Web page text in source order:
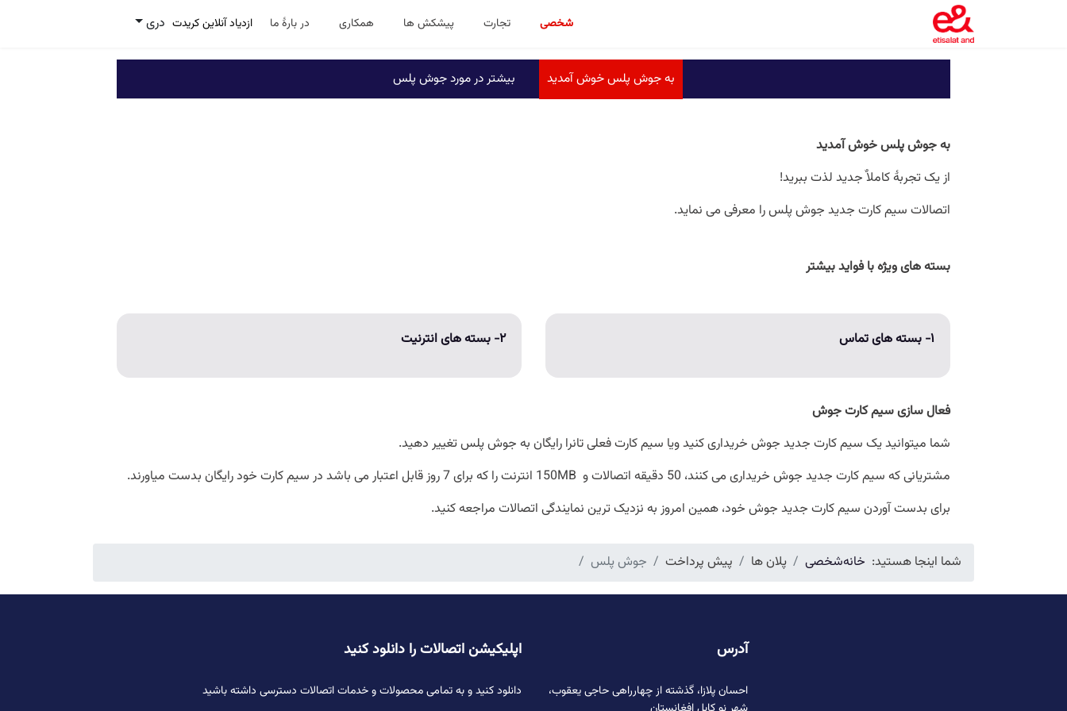
شخصی تجارت پیشکش ها همکاری در بارۀ ما ازدیاد آنلاین کریدت دری
به جوش پلس خوش آمدید بیشتر در مورد جوش پلس
به جوش پلس خوش آمدید
از یک تجربۀ کاملاٌ جدید لذت ببرید!
اتصالات سیم کارت جدید جوش پلس را معرفی می نماید.
بسته های ویژه با فواید بیشتر
۱- بسته های تماس ۲- بسته های انترنیت
فعال سازی سیم کارت جوش
شما میتوانید یک سیم کارت جدید جوش خریداری کنید ویا سیم کارت فعلی تانرا رایگان به جوش پلس تغییر دهید.
مشتریانی که سیم کارت جدید جوش خریداری می کنند، 50 دقیقه اتصالات و 150MB انترنت را که برای 7 روز قابل اعتبار می باشد در سیم کارت خود رایگان بدست میاورند.
برای بدست آوردن سیم کارت جدید جوش خود، همین امروز به نزدیک ترین نمایندگی اتصالات مراجعه کنید.
شما اینجا هستید: خانهشخصی پلان ها پیش پرداخت جوش پلس
آدرس
احسان پلازا، گذشته از چهارراهی حاجی یعقوب،
اپلیکیشن اتصالات را دانلود کنید
دانلود کنید و به تمامی محصولات و خدمات اتصالات دسترسی داشته باشید